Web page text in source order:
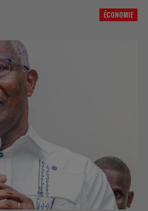
ÉCONOMIE